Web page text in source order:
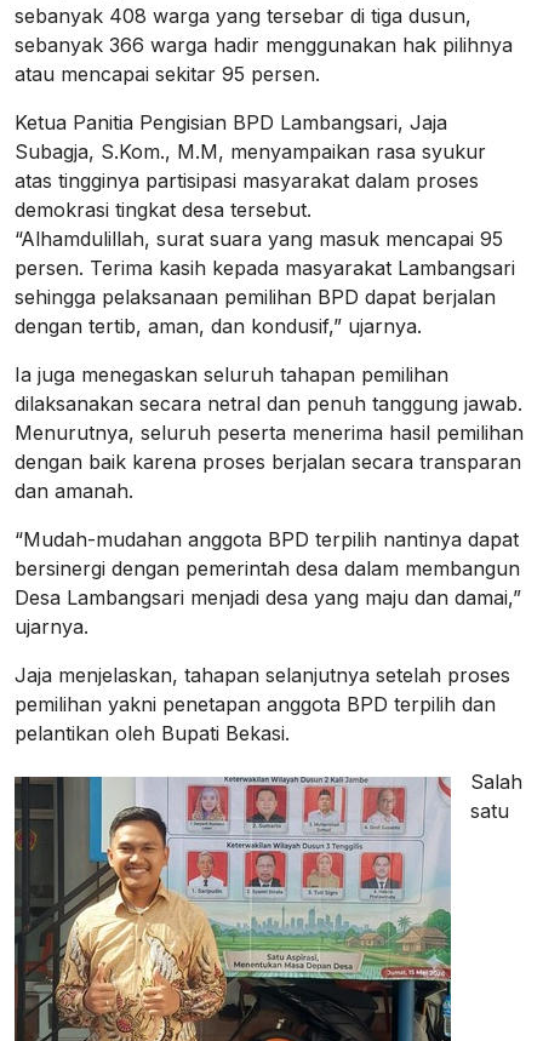
sebanyak 408 warga yang tersebar di tiga dusun,
sebanyak 366 warga hadir menggunakan hak pilihnya
atau mencapai sekitar 95 persen.
Ketua Panitia Pengisian BPD Lambangsari, Jaja
Subagja, S.Kom., M.M, menyampaikan rasa syukur
atas tingginya partisipasi masyarakat dalam proses
demokrasi tingkat desa tersebut.
“Alhamdulillah, surat suara yang masuk mencapai 95
persen. Terima kasih kepada masyarakat Lambangsari
sehingga pelaksanaan pemilihan BPD dapat berjalan
dengan tertib, aman, dan kondusif,” ujarnya.
Ia juga menegaskan seluruh tahapan pemilihan
dilaksanakan secara netral dan penuh tanggung jawab.
Menurutnya, seluruh peserta menerima hasil pemilihan
dengan baik karena proses berjalan secara transparan
dan amanah.
“Mudah-mudahan anggota BPD terpilih nantinya dapat
bersinergi dengan pemerintah desa dalam membangun
Desa Lambangsari menjadi desa yang maju dan damai,”
ujarnya.
Jaja menjelaskan, tahapan selanjutnya setelah proses
pemilihan yakni penetapan anggota BPD terpilih dan
pelantikan oleh Bupati Bekasi.
Salah
satu